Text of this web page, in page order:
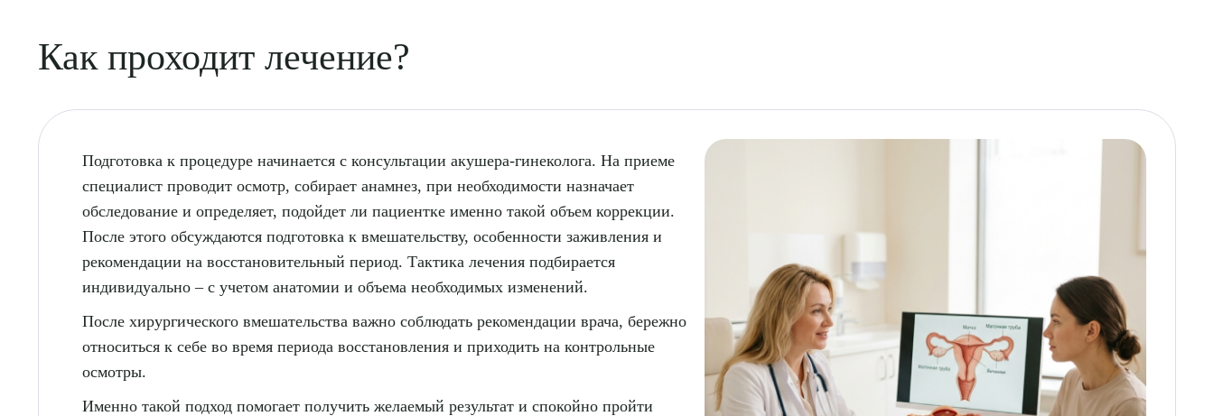
Как проходит лечение?
Подготовка к процедуре начинается с консультации акушера-гинеколога. На приеме
специалист проводит осмотр, собирает анамнез, при необходимости назначает
обследование и определяет, подойдет ли пациентке именно такой объем коррекции.
После этого обсуждаются подготовка к вмешательству, особенности заживления и
рекомендации на восстановительный период. Тактика лечения подбирается
индивидуально – с учетом анатомии и объема необходимых изменений.
После хирургического вмешательства важно соблюдать рекомендации врача, бережно
относиться к себе во время периода восстановления и приходить на контрольные
осмотры.
Именно такой подход помогает получить желаемый результат и спокойно пройти
обработку персональных данных